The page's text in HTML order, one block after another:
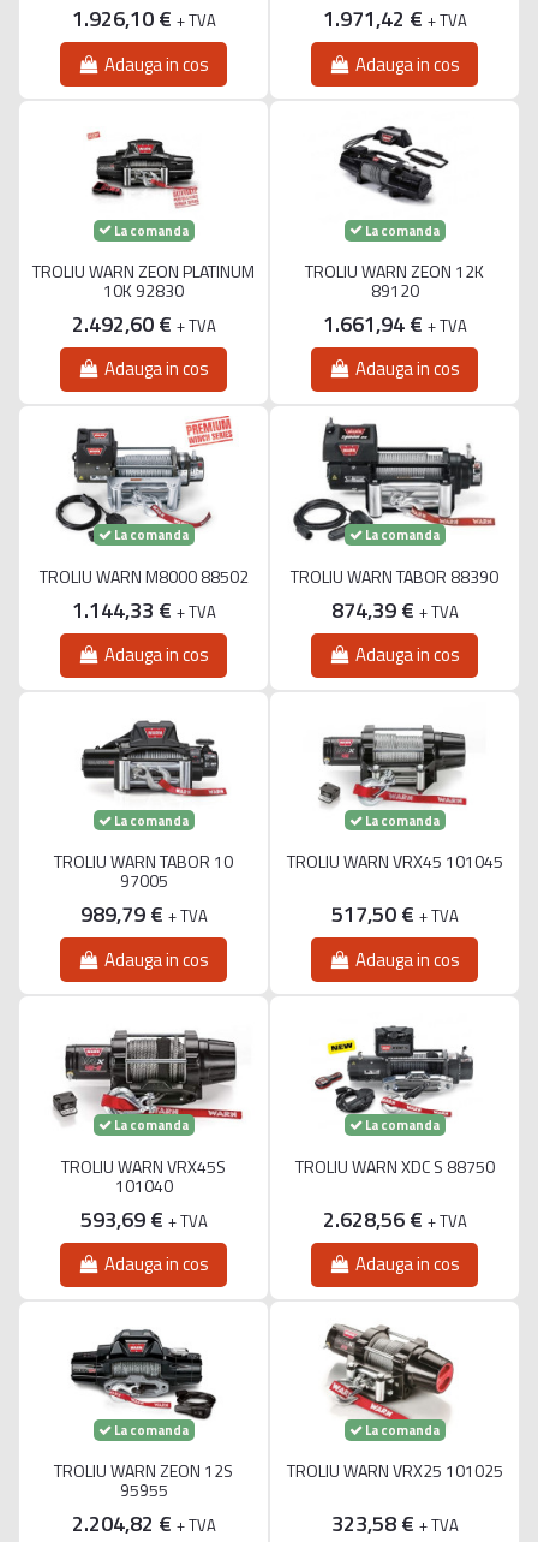
1.926,10 € + TVA
Adauga in cos
1.971,42 € + TVA
Adauga in cos
La comanda
TROLIU WARN ZEON PLATINUM
10K 92830
2.492,60 € + TVA
Adauga in cos
La comanda
TROLIU WARN ZEON 12K
89120
1.661,94 € + TVA
Adauga in cos
La comanda
TROLIU WARN M8000 88502
1.144,33 € + TVA
Adauga in cos
La comanda
TROLIU WARN TABOR 88390
874,39 € + TVA
Adauga in cos
La comanda
TROLIU WARN TABOR 10
97005
989,79 € + TVA
Adauga in cos
La comanda
TROLIU WARN VRX45 101045
517,50 € + TVA
Adauga in cos
La comanda
TROLIU WARN VRX45S
101040
593,69 € + TVA
Adauga in cos
La comanda
TROLIU WARN XDC S 88750
2.628,56 € + TVA
Adauga in cos
La comanda
TROLIU WARN ZEON 12S
95955
2.204,82 € + TVA
La comanda
TROLIU WARN VRX25 101025
323,58 € + TVA